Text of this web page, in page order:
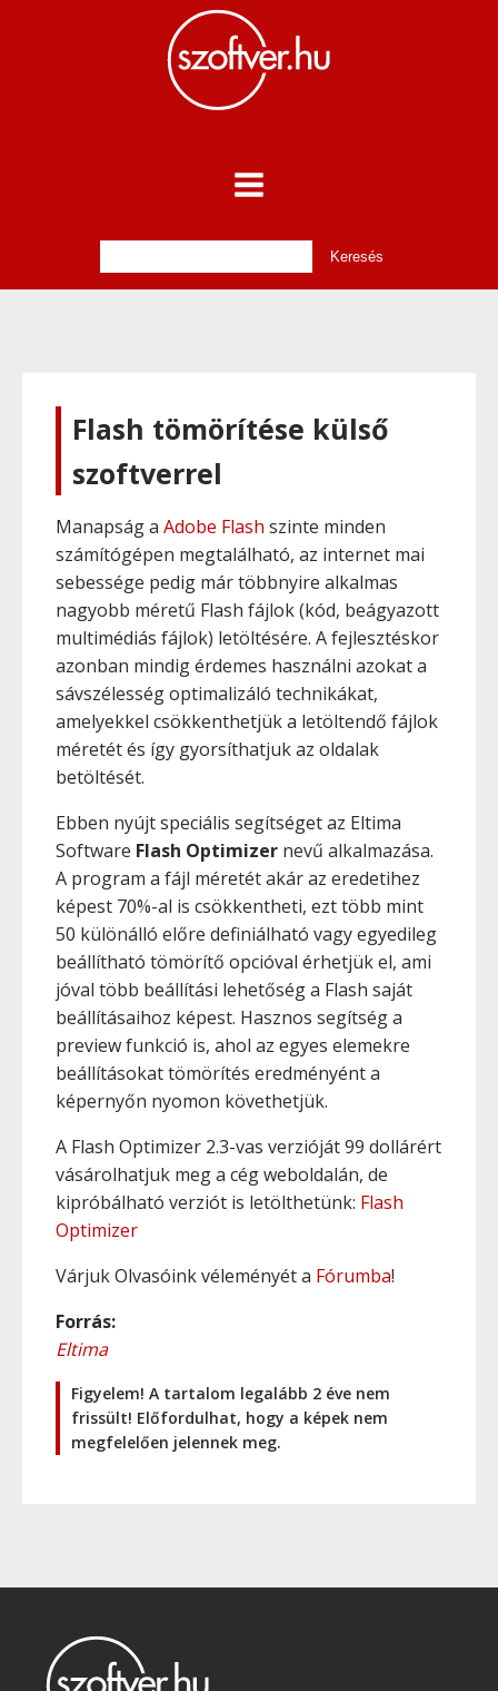
Flash tömörítése külső
szoftverrel
Manapság a Adobe Flash szinte minden
számítógépen megtalálható, az internet mai
sebessége pedig már többnyire alkalmas
nagyobb méretű Flash fájlok (kód, beágyazott
multimédiás fájlok) letöltésére. A fejlesztéskor
azonban mindig érdemes használni azokat a
sávszélesség optimalizáló technikákat,
amelyekkel csökkenthetjük a letöltendő fájlok
méretét és így gyorsíthatjuk az oldalak
betöltését.
Ebben nyújt speciális segítséget az Eltima
Software Flash Optimizer nevű alkalmazása.
A program a fájl méretét akár az eredetihez
képest 70%-al is csökkentheti, ezt több mint
50 különálló előre definiálható vagy egyedileg
beállítható tömörítő opcióval érhetjük el, ami
jóval több beállítási lehetőség a Flash saját
beállításaihoz képest. Hasznos segítség a
preview funkció is, ahol az egyes elemekre
beállításokat tömörítés eredményént a
képernyőn nyomon követhetjük.
A Flash Optimizer 2.3-vas verzióját 99 dollárért
vásárolhatjuk meg a cég weboldalán, de
kipróbálható verziót is letölthetünk: Flash
Optimizer
Várjuk Olvasóink véleményét a Fórumba!
Forrás:
Eltima
Figyelem! A tartalom legalább 2 éve nem
frissült! Előfordulhat, hogy a képek nem
megfelelően jelennek meg.